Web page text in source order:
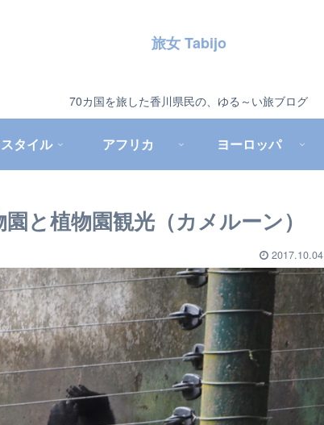
旅女 Tabijo
70カ国を旅した香川県民の、ゆる～い旅ブログ
タイル アフリカ ヨーロッパ
と植物園観光（カメルーン）
2017.10.04